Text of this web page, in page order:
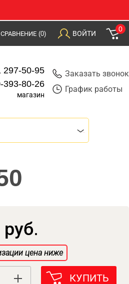
СРАВНЕНИЕ (0) ВОЙТИ
0
297-50-95
393-80-26
магазин
Заказать звонок
График работы
цена ниже
КУПИТЬ